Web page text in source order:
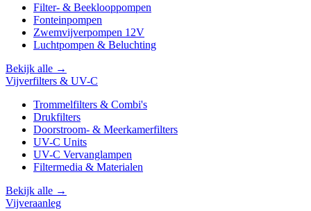
Filter- & Beeklooppompen
Fonteinpompen
Zwemvijverpompen 12V
Luchtpompen & Beluchting
Bekijk alle →
Vijverfilters & UV-C
Trommelfilters & Combi's
Drukfilters
Doorstroom- & Meerkamerfilters
UV-C Units
UV-C Vervanglampen
Filtermedia & Materialen
Bekijk alle →
Vijveraanleg